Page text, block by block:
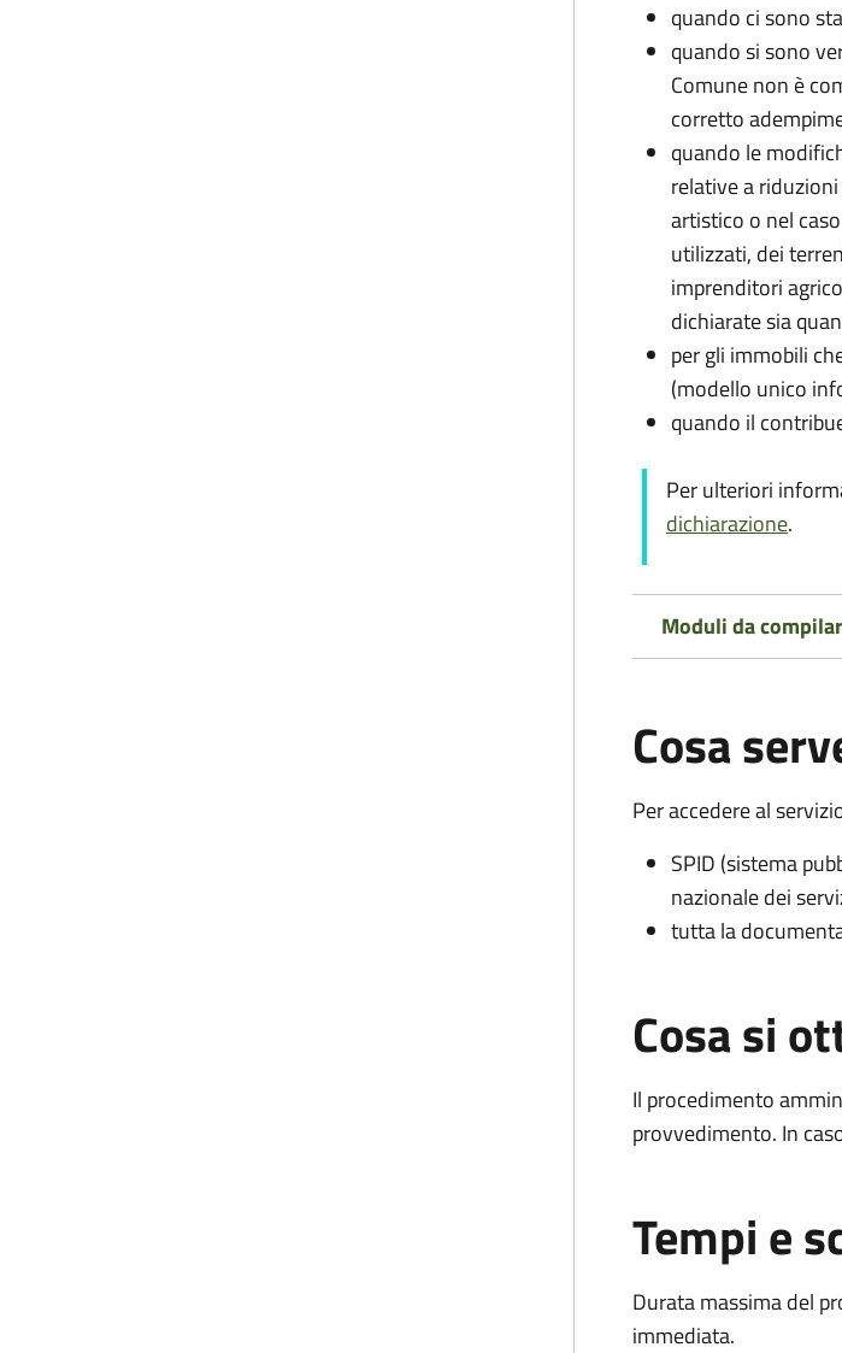
quando ci sono
quando si sono
Comune non è
corretto
quando le
relative a
artistico o nel
utilizzati, dei
imprenditori
dichiarate sia
per gli immobili
(modello unico
quando il
Per ulteriori
dichiarazione.
Moduli da
Cosa
Per accedere al
SPID (sistema
nazionale dei
tutta la
Cosa si
Il procedimento
provvedimento. In
Tempi e
Durata massima del
immediata.